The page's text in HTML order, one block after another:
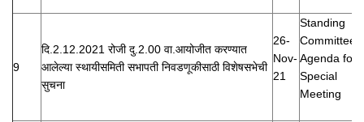
9
दि.2.12.2021 रोजी दु.2.00 वा.आयोजीत करण्यात
आलेल्या स्थायीसमिती सभापती निवडणूकीसाठी विशेषसभेची
सुचना
26-
Nov-
21
Standing
Committee
Agenda for
Special
Meeting